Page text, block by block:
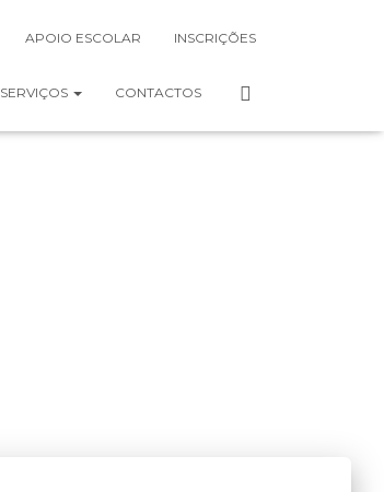
APOIO ESCOLAR INSCRIÇÕES
SERVIÇOS CONTACTOS